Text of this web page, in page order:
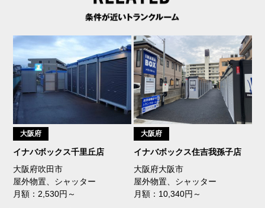
大阪府
イナバボックス千里丘店
大阪府吹田市
屋外物置、シャッター
月額：2,530円～
大阪府
イナバボックス住吉我孫子店
大阪府大阪市
屋外物置、シャッター
月額：10,340円～